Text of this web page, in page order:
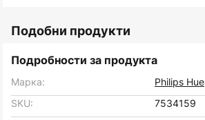
Подобни продукти
Подробности за продукта
Марка:
Philips Hue
SKU:
7534159